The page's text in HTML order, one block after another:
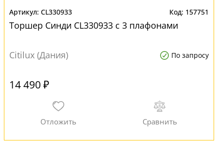
CL330933 157751
Торшер Синди CL330933 с 3 плафонами
Citilux (Дания) По запросу
14 490 ₽